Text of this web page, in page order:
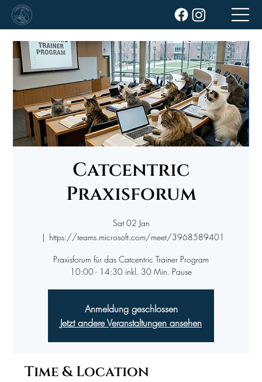
Catcentric
Praxisforum
Sat 02 Jan
  |
https://teams.microsoft.com/meet/3968589401
Praxisforum für das Catcentric Trainer Program
10:00 - 14:30 inkl. 30 Min. Pause
Anmeldung geschlossen
Jetzt andere Veranstaltungen ansehen
Time & Location